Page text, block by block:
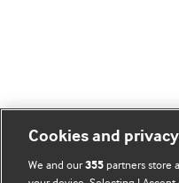
Cookies and privacy
We and our355 partners store